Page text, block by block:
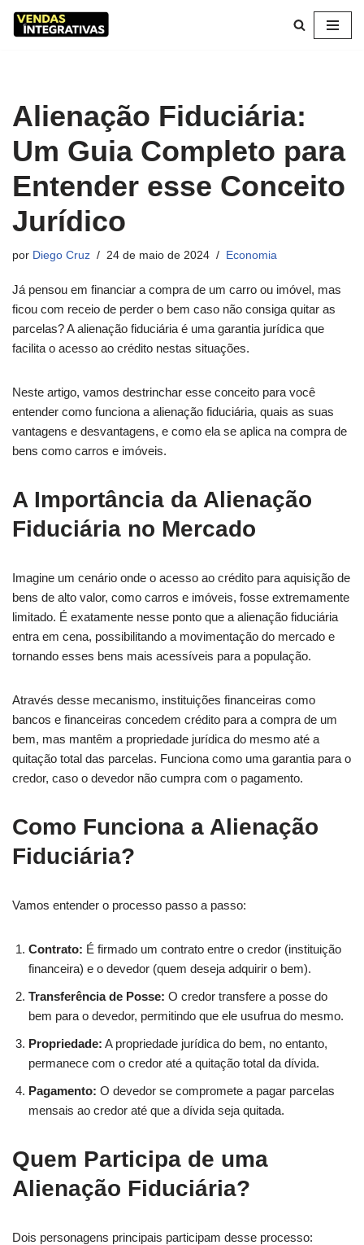
conteúdo
Alienação Fiduciária:
Um Guia Completo para
Entender esse Conceito
Jurídico
por Diego Cruz 24 de maio de 2024 Economia
Já pensou em financiar a compra de um carro ou imóvel, mas
ficou com receio de perder o bem caso não consiga quitar as
parcelas? A alienação fiduciária é uma garantia jurídica que
facilita o acesso ao crédito nestas situações.
Neste artigo, vamos destrinchar esse conceito para você
entender como funciona a alienação fiduciária, quais as suas
vantagens e desvantagens, e como ela se aplica na compra de
bens como carros e imóveis.
A Importância da Alienação
Fiduciária no Mercado
Imagine um cenário onde o acesso ao crédito para aquisição de
bens de alto valor, como carros e imóveis, fosse extremamente
limitado. É exatamente nesse ponto que a alienação fiduciária
entra em cena, possibilitando a movimentação do mercado e
tornando esses bens mais acessíveis para a população.
Através desse mecanismo, instituições financeiras como
bancos e financeiras concedem crédito para a compra de um
bem, mas mantêm a propriedade jurídica do mesmo até a
quitação total das parcelas. Funciona como uma garantia para o
credor, caso o devedor não cumpra com o pagamento.
Como Funciona a Alienação
Fiduciária?
Vamos entender o processo passo a passo:
Contrato: É firmado um contrato entre o credor (instituição
financeira) e o devedor (quem deseja adquirir o bem).
Transferência de Posse: O credor transfere a posse do
bem para o devedor, permitindo que ele usufrua do mesmo.
Propriedade: A propriedade jurídica do bem, no entanto,
permanece com o credor até a quitação total da dívida.
Pagamento: O devedor se compromete a pagar parcelas
mensais ao credor até que a dívida seja quitada.
Quem Participa de uma
Alienação Fiduciária?
Dois personagens principais participam desse processo: